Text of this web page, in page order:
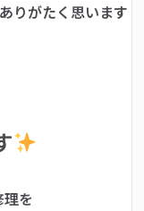
りがたく思います
を